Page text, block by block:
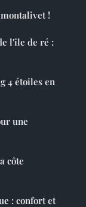
!
l'île de ré :
4 étoiles en
une
côte
: confort et